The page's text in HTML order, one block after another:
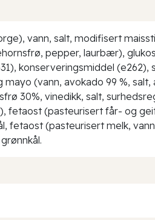
vann, salt, modifisert
pepper, laurbær),
konserveringsmiddel
(vann, avokado 99 %, salt,
30%, vinedikk, salt,
fetaost (pasteurisert får- og
(pasteurisert melk,